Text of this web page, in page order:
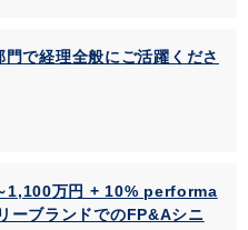
で経理全般にご活躍くださ
1,100万円 + 10% performa
ーブランドでのFP&Aシニ